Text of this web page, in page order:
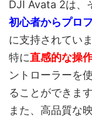
DJI Avata 2は、
初心者からプロ
に支持されていま
特に直感的な操
ントローラーを
ることができます
また、高品質な